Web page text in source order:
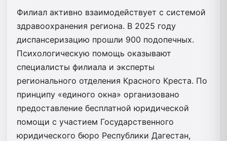
Филиал активно взаимодействует с системой
здравоохранения региона. В 2025 году
диспансеризацию прошли 900 подопечных.
Психологическую помощь оказывают
специалисты филиала и эксперты
регионального отделения Красного Креста. По
принципу «единого окна» организовано
предоставление бесплатной юридической
помощи с участием Государственного
юридического бюро Республики Дагестан,